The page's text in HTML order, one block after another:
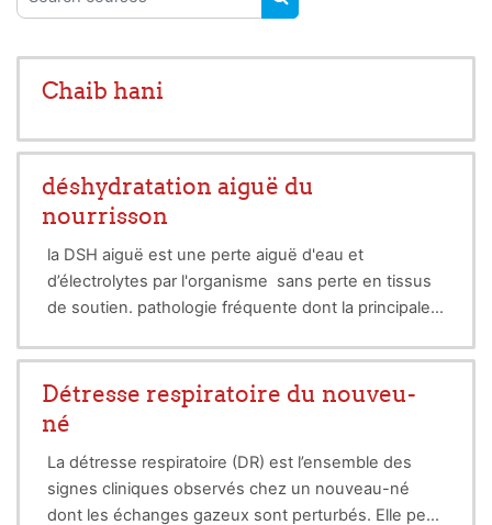
SEARCH COURSES
Chaib hani
déshydratation aiguë du
nourrisson
la DSH aiguë est une perte aiguë d'eau et
d’électrolytes par l'organisme sans perte en tissus
de soutien. pathologie fréquente dont la principale
pronostic vital peut être engagé nécessitant une
prise en charge urgente. la diagnostic est clinique.
la prévention est essentielle se base sur les sels de
Détresse respiratoire du nouveu-
né
La détresse respiratoire (DR) est l’ensemble des
signes cliniques observés chez un nouveau-né
dont les échanges gazeux sont perturbés. Elle peut